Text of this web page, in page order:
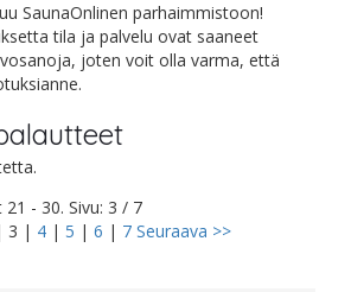
SaunaOnlinen parhaimmistoon!
tila ja palvelu ovat saaneet
joten voit olla varma, että
- 30. Sivu: 3 / 7
3 | 4 | 5 | 6 | 7 Seuraava >>